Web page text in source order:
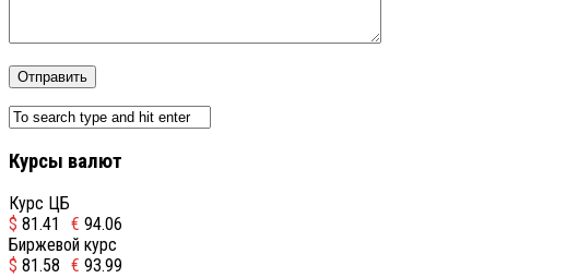
Курсы валют
Курс ЦБ
$ 81.41 € 94.06
Биржевой курс
$ 81.58 € 93.99